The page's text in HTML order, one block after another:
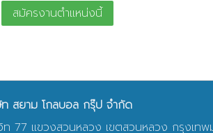
สมัครงานตำแหน่งนี้
สยาม โกลบอล กรุ๊ป จำกัด
77 แขวงสวนหลวง เขตสวนหลวง กรุงเทพ